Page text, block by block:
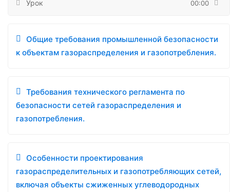
Урок 00:00
Общие требования промышленной безопасности
к объектам газораспределения и газопотребления.
Требования технического регламента по
безопасности сетей газораспределения и
газопотребления.
Особенности проектирования
газораспределительных и газопотребляющих сетей,
включая объекты сжиженных углеводородных